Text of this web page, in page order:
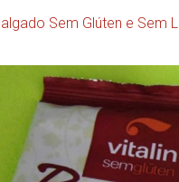
Sem Glúten e Sem